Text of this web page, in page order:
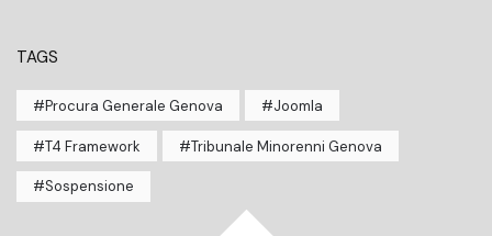
TAGS
Procura Generale Genova Joomla
T4 Framework Tribunale Minorenni Genova
Sospensione